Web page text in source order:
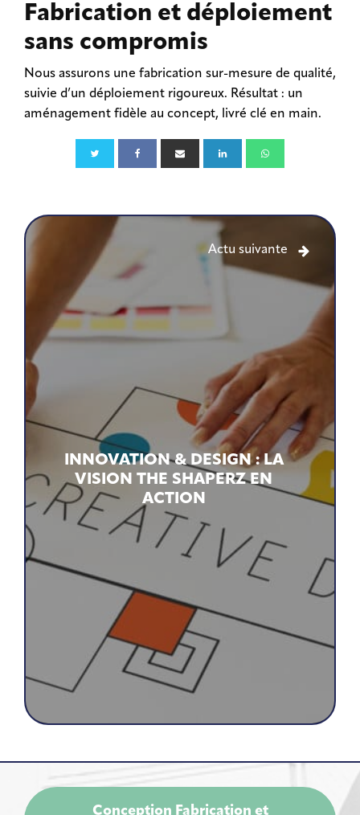
Fabrication et déploiement
sans compromis
Nous assurons une fabrication sur-mesure de qualité,
suivie d’un déploiement rigoureux. Résultat : un
aménagement fidèle au concept, livré clé en main.
Actu suivante
INNOVATION & DESIGN : LA
VISION THE SHAPERZ EN
ACTION
Conception Fabrication et